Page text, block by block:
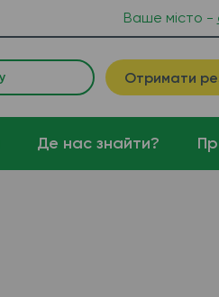
Ваше місто -
Отримати
Де нас знайти?